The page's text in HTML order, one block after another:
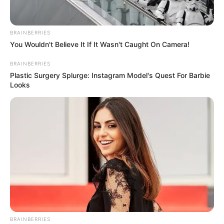
mobilização.
seletivo para Agentes de Saúde e de
PEC 14: o que acontece com quinquênio,
Prefeitura realiza a maior entrega de
motocicletas aos Agentes de Saúde da
Agente de Saúde é indiciada por falsificar
visitas que nunca aconteceram.
BRAINBERRIES
You Wouldn't Believe It If It Wasn't Caught On Camera!
BRAINBERRIES
Plastic Surgery Splurge: Instagram Model's Quest For Barbie
Looks
BRAINBERRIES